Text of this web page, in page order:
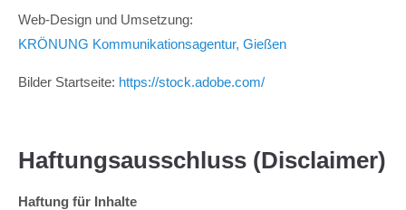
We offer support for our customers
376-293 City Road, Suite 600
Web-Design und Umsetzung:
KRÖNUNG Kommunikationsagentur, Gießen
Bilder Startseite: https://stock.adobe.com/
Haftungsausschluss (Disclaimer)
Haftung für Inhalte